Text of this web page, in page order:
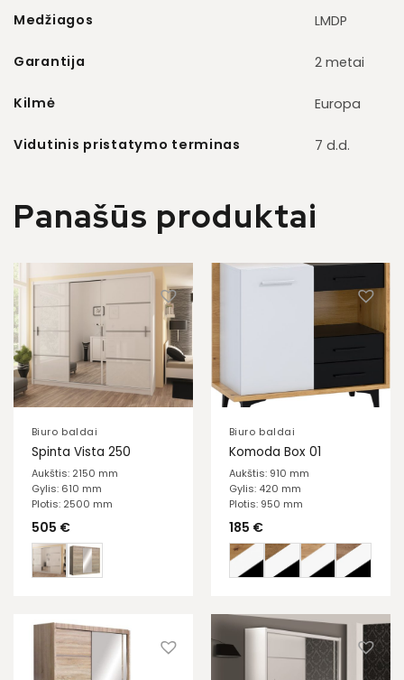
Medžiagos LMDP
Garantija 2 metai
Kilmė Europa
Vidutinis pristatymo terminas 7 d.d.
Panašūs produktai
Biuro baldai
Spinta Vista 250
Aukštis: 2150 mm
Gylis: 610 mm
Plotis: 2500 mm
505 €
Biuro baldai
Komoda Box 01
Aukštis: 910 mm
Gylis: 420 mm
Plotis: 950 mm
185 €